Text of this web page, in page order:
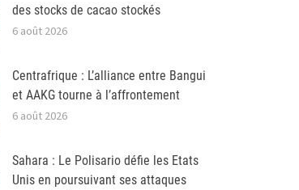
des stocks de cacao stockés
6 août 2026
Centrafrique : L’alliance entre Bangui
et AAKG tourne à l’affrontement
6 août 2026
Sahara : Le Polisario défie les Etats
Unis en poursuivant ses attaques